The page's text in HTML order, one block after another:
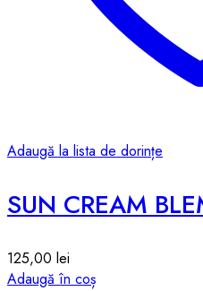
Adaugă la lista de dorințe
125,00 lei
Adaugă în coș